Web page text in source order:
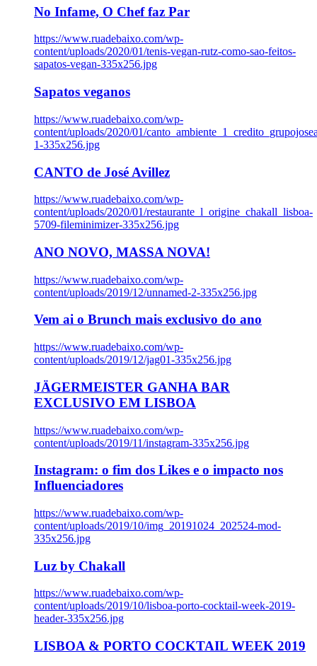
No Infame, O Chef faz Par
https://www.ruadebaixo.com/wp-
content/uploads/2020/01/tenis-vegan-rutz-como-sao-feitos-
sapatos-vegan-335x256.jpg
Sapatos veganos
https://www.ruadebaixo.com/wp-
content/uploads/2020/01/
1-335x256.jpg
CANTO de José Avillez
https://www.ruadebaixo.com/wp-
content/uploads/2020/01/restaurante_l_origine_chakall_lisboa-
5709-fileminimizer-335x256.jpg
ANO NOVO, MASSA NOVA!
https://www.ruadebaixo.com/wp-
content/uploads/2019/12/unnamed-2-335x256.jpg
Vem ai o Brunch mais exclusivo do ano
https://www.ruadebaixo.com/wp-
content/uploads/2019/12/jag01-335x256.jpg
JÄGERMEISTER GANHA BAR
EXCLUSIVO EM LISBOA
https://www.ruadebaixo.com/wp-
content/uploads/2019/11/instagram-335x256.jpg
Instagram: o fim dos Likes e o impacto nos
Influenciadores
https://www.ruadebaixo.com/wp-
content/uploads/2019/10/img_20191024_202524-mod-
335x256.jpg
Luz by Chakall
https://www.ruadebaixo.com/wp-
content/uploads/2019/10/lisboa-porto-cocktail-week-2019-
header-335x256.jpg
LISBOA & PORTO COCKTAIL WEEK 2019